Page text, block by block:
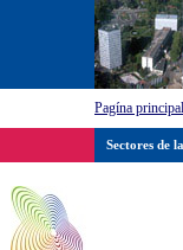
Pagína principal
Sectores de